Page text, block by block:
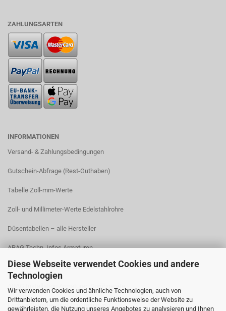
Diese Webseite verwendet Cookies und andere
Technologien
Wir verwenden Cookies und ähnliche Technologien, auch von
Drittanbietern, um die ordentliche Funktionsweise der Website zu
gewährleisten, die Nutzung unseres Angebotes zu analysieren und Ihnen
ZAHLUNGSARTEN
INFORMATIONEN
Versand- & Zahlungsbedingungen​
Gutschein-Abfrage (Rest-Guthaben)
Tabelle Zoll-mm-Werte
Zoll- und Millimeter-Werte Edelstahlrohre
Düsentabellen – alle Hersteller
ARAG Techn. Infos Armaturen
ARAG Installation Gleichdruck-Armaturen
ARAG Installation Armaturen Sprühgeräte
Lechler Behälter- und Tankreinigung